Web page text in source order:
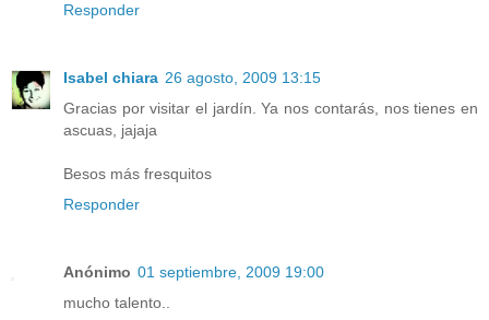
Responder
Isabel chiara 26 agosto, 2009 13:15
Gracias por visitar el jardín. Ya nos contarás, nos tienes en
ascuas, jajaja
Besos más fresquitos
Responder
Anónimo 01 septiembre, 2009 19:00
mucho talento..